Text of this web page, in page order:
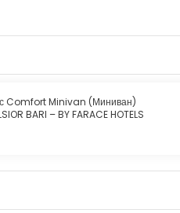
Comfort Minivan (Миниван)
BARI – BY FARACE HOTELS